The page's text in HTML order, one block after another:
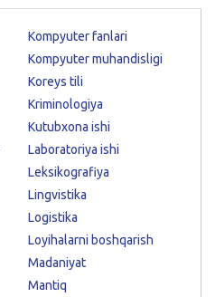
Kompyuter fanlari
Kompyuter muhandisligi
Koreys tili
Kriminologiya
Kutubxona ishi
Laboratoriya ishi
Leksikografiya
Lingvistika
Logistika
Loyihalarni boshqarish
Madaniyat
Mantiq